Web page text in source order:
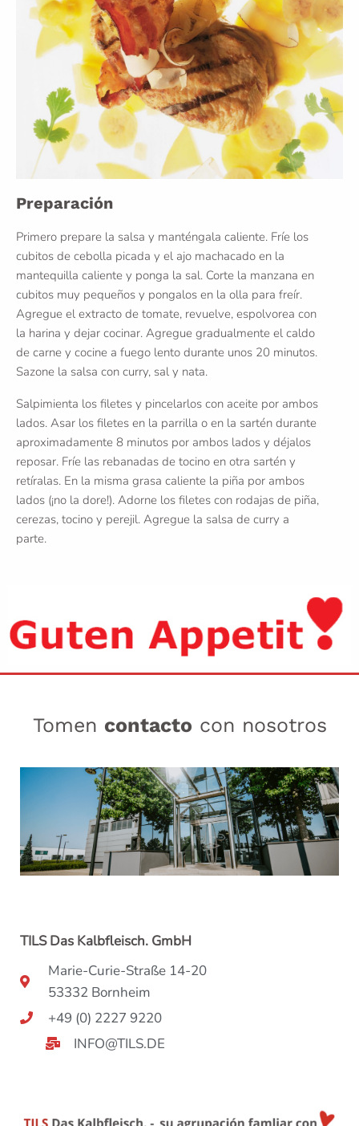
Preparación
Primero prepare la salsa y manténgala caliente. Fríe los
cubitos de cebolla picada y el ajo machacado en la
mantequilla caliente y ponga la sal. Corte la manzana en
cubitos muy pequeños y pongalos en la olla para freír.
Agregue el extracto de tomate, revuelve, espolvorea con
la harina y dejar cocinar. Agregue gradualmente el caldo
de carne y cocine a fuego lento durante unos 20 minutos.
Sazone la salsa con curry, sal y nata.
Salpimienta los filetes y pincelarlos con aceite por ambos
lados. Asar los filetes en la parrilla o en la sartén durante
aproximadamente 8 minutos por ambos lados y déjalos
reposar. Fríe las rebanadas de tocino en otra sartén y
retíralas. En la misma grasa caliente la piña por ambos
lados (¡no la dore!). Adorne los filetes con rodajas de piña,
cerezas, tocino y perejil. Agregue la salsa de curry a
parte.
Tomen contacto con nosotros
TILS Das Kalbfleisch. GmbH
Marie-Curie-Straße 14-20
53332 Bornheim
+49 (0) 2227 9220
INFO@TILS.DE